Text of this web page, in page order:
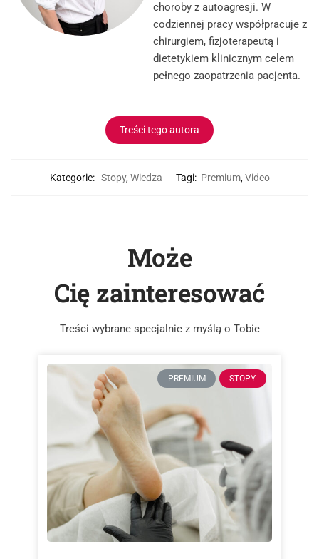
choroby z autoagresji. W
codziennej pracy współpracuje z
chirurgiem, fizjoterapeutą i
dietetykiem klinicznym celem
pełnego zaopatrzenia pacjenta.
Treści tego autora
Kategorie: Stopy,Wiedza Tagi: Premium,Video
Może
Cię zainteresować
Treści wybrane specjalnie z myślą o Tobie
PREMIUM STOPY